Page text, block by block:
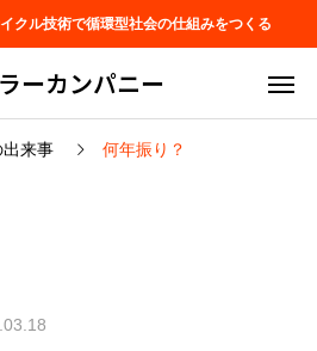
クル技術で循環型社会の仕組みをつくる
ーカンパニー
出来事 何年振り？